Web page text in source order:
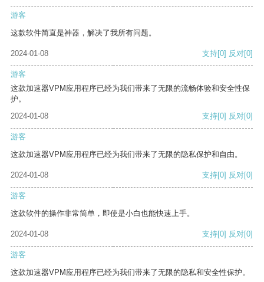
游客
这款软件简直是神器，解决了我所有问题。
2024-01-08 支持[0] 反对[0]
游客
这款加速器VPM应用程序已经为我们带来了无限的流畅体验和安全性保
护。
2024-01-08
支持[0] 反对[0]
游客
这款加速器VPM应用程序已经为我们带来了无限的隐私保护和自由。
2024-01-08 支持[0] 反对[0]
游客
这款软件的操作非常简单，即使是小白也能快速上手。
2024-01-08 支持[0] 反对[0]
游客
这款加速器VPM应用程序已经为我们带来了无限的隐私和安全性保护。